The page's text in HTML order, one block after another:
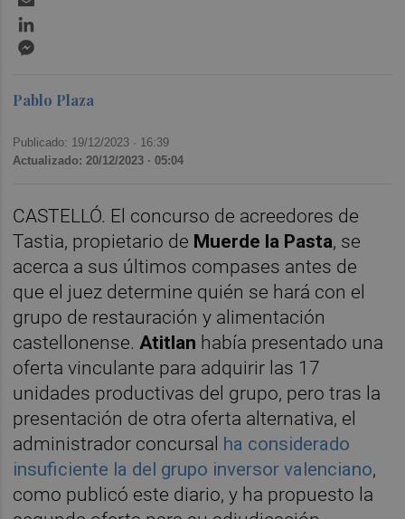
Pablo Plaza
Publicado: 19/12/2023 · 16:39
Actualizado: 20/12/2023 · 05:04
CASTELLÓ. El concurso de acreedores de
Tastia, propietario de Muerde la Pasta, se
acerca a sus últimos compases antes de
que el juez determine quién se hará con el
grupo de restauración y alimentación
castellonense.Atitlan había presentado una
oferta vinculante para adquirir las 17
unidades productivas del grupo, pero tras la
presentación de otra oferta alternativa, el
administrador concursal ha considerado
insuficiente la del grupo inversor valenciano,
como publicó este diario, y ha propuesto la